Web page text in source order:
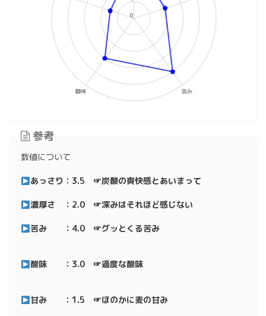
参考
数値について
あっさり：3.5 ☞炭酸の爽快感とあいまって
濃厚さ ：2.0 ☞深みはそれほど感じない
苦み ：4.0 ☞グッとくる苦み
酸味 ：3.0 ☞適度な酸味
甘み ：1.5 ☞ほのかに麦の甘み